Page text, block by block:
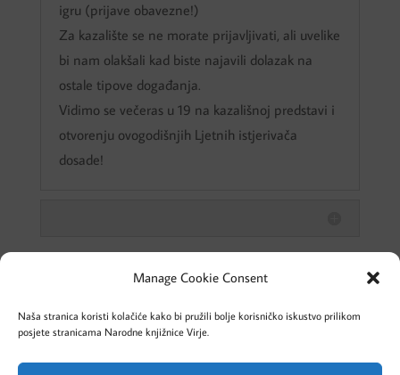
Manage Cookie Consent
Naša stranica koristi kolačiće kako bi pružili bolje korisničko iskustvo prilikom
posjete stranicama Narodne knjižnice Virje.
igru (prijave obavezne!)
Za kazalište se ne morate prijavljivati, ali uvelike
bi nam olakšali kad biste najavili dolazak na
ostale tipove događanja.
Vidimo se večeras u 19 na kazališnoj predstavi i
otvorenju ovogodišnjih Ljetnih istjerivača
dosade!